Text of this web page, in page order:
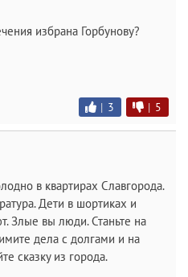
избрана Горбунову?
| 3 | 5
в квартирах Славгорода.
Дети в шортиках и
Злые вы люди. Станьте на
дела с долгами и на
сказку из города.